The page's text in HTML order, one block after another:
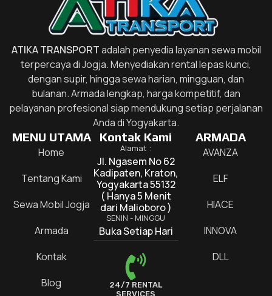
ATIKA TRANSPORTadalah penyedia layanan sewa mobil
terpercaya di Jogja. Menyediakan rental lepas kunci,
dengan supir, hingga sewa harian, mingguan, dan
bulanan. Armada lengkap, harga kompetitif, dan
pelayanan profesional siap mendukung setiap perjalanan
Anda di Yogyakarta.
MENU UTAMA
Home
Tentang Kami
Sewa Mobil Jogja
Armada
Kontak
Blog
Kontak Kami
Alamat :
Jl. Ngasem No 62
Kadipaten, Kraton,
Yogyakarta 55132
( Hanya 5 Menit
dari Malioboro )
SENIN - MINGGU
Buka Setiap Hari
24/7 RENTAL
SERVICES
ARMADA
AVANZA
ELF
HIACE
INNOVA
DLL